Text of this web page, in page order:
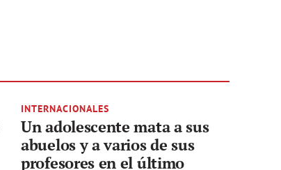
INTERNACIONALES
Un adolescente mata a sus
abuelos y a varios de sus
profesores en el último